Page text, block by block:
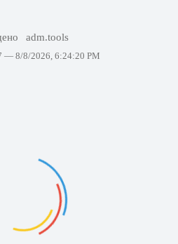
adm.tools
— 8/8/2026, 6:24:20 PM